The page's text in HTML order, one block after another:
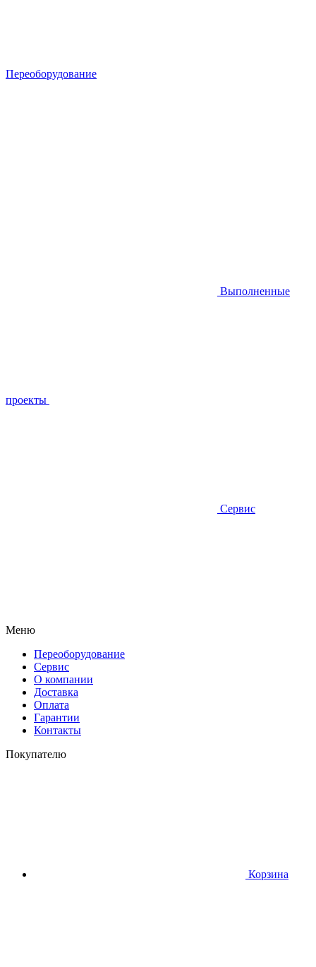
Переоборудование
Выполненные
проекты
Сервис
Меню
Переоборудование
Сервис
О компании
Доставка
Оплата
Гарантии
Контакты
Покупателю
Корзина